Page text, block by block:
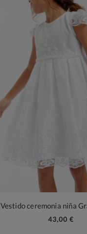
Vestido ceremonia niña
43,00 €